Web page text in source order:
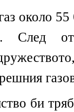
около
След
би